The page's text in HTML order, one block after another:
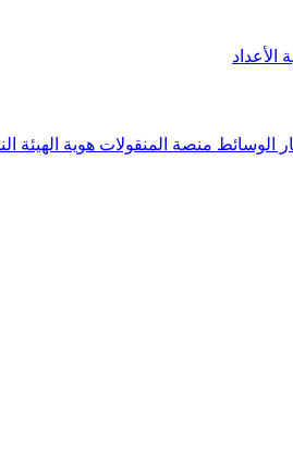
الأعداد
الوسائط منصة المنقولات هوية الهيئة